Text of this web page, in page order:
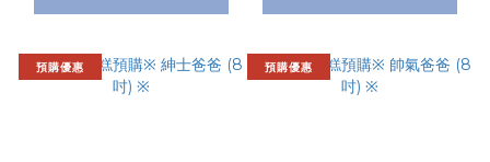
預購優惠 預購優惠